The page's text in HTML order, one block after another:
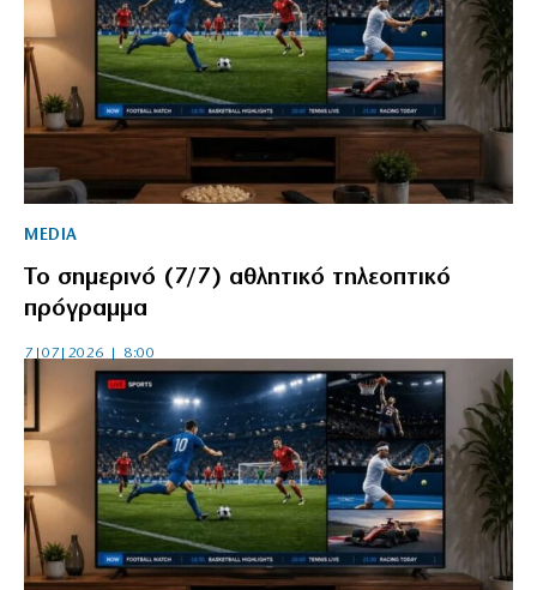
MEDIA
Το σημερινό (7/7) αθλητικό τηλεοπτικό
πρόγραμμα
7|07|2026 | 8:00